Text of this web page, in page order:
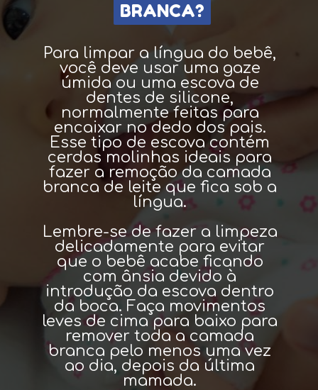
Para limpar a língua do bebê,
você deve usar uma gaze
úmida ou uma escova de
dentes de silicone,
normalmente feitas para
encaixar no dedo dos pais.
Esse tipo de escova contém
cerdas molinhas ideais para
fazer a remoção da camada
branca de leite que fica sob a
língua.
Lembre-se de fazer a limpeza
delicadamente para evitar
que o bebê acabe ficando
com ânsia devido à
introdução da escova dentro
da boca. Faça movimentos
leves de cima para baixo para
remover toda a camada
branca pelo menos uma vez
ao dia, depois da última
mamada.
BRANCA?
BRANCA?